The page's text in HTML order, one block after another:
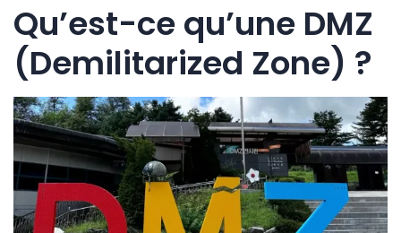
Qu’est-ce qu’une DMZ
(Demilitarized Zone) ?